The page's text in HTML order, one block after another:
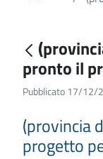
pronto il
Pubblicato 17/12/
(provincia
progetto